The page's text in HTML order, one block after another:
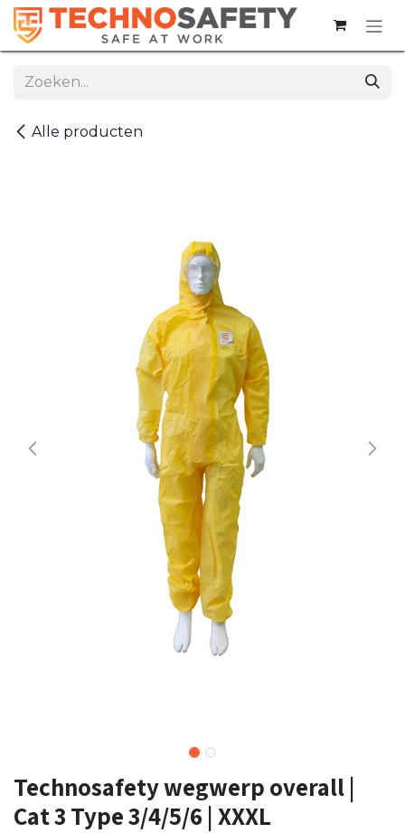
Overslaan naar inhoud
Alle producten
Technosafety wegwerp overall |
Cat 3 Type 3/4/5/6 | XXXL